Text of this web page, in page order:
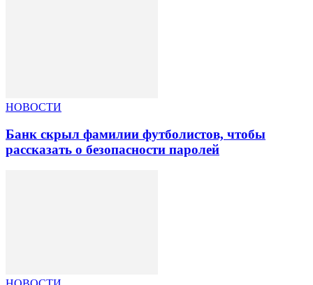
НОВОСТИ
Банк скрыл фамилии футболистов, чтобы
рассказать о безопасности паролей